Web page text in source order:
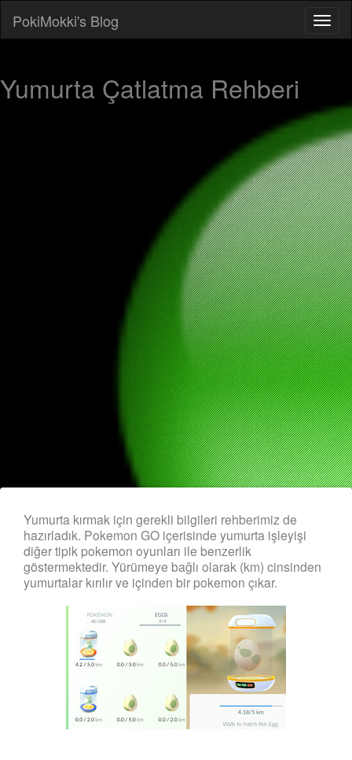
PokiMokki's Blog
Yumurta Çatlatma Rehberi
Yumurta kırmak için gerekli bilgileri rehberimiz de
hazırladık. Pokemon GO içerisinde yumurta işleyişi
diğer tipik pokemon oyunları ile benzerlik
göstermektedir. Yürümeye bağlı olarak (km) cinsinden
yumurtalar kırılır ve içinden bir pokemon çıkar.